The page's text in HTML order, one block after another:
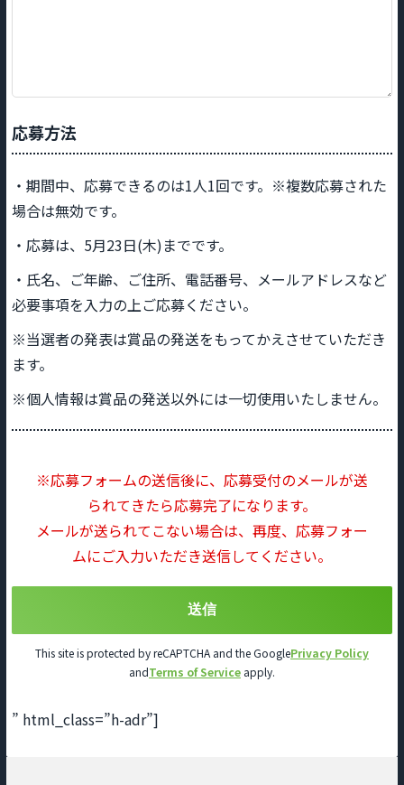
応募方法
・期間中、応募できるのは1人1回です。※複数応募された
場合は無効です。
・応募は、5月23日(木)までです。
・氏名、ご年齢、ご住所、電話番号、メールアドレスなど
必要事項を入力の上ご応募ください。
※当選者の発表は賞品の発送をもってかえさせていただき
ます。
※個人情報は賞品の発送以外には一切使用いたしません。
※応募フォームの送信後に、応募受付のメールが送
られてきたら応募完了になります。
メールが送られてこない場合は、再度、応募フォー
ムにご入力いただき送信してください。
This site is protected by reCAPTCHA and the GooglePrivacy Policy
andTerms of Service apply.
” html_class=”h-adr”]